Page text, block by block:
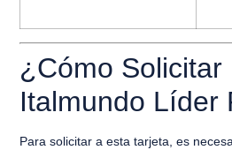
¿Cómo Solicitar
Italmundo Líder
Para solicitar a esta tarjeta, es